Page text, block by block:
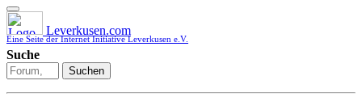
Leverkusen.com
Eine Seite der Internet Initiative Leverkusen e.V.
Suche
Suchen